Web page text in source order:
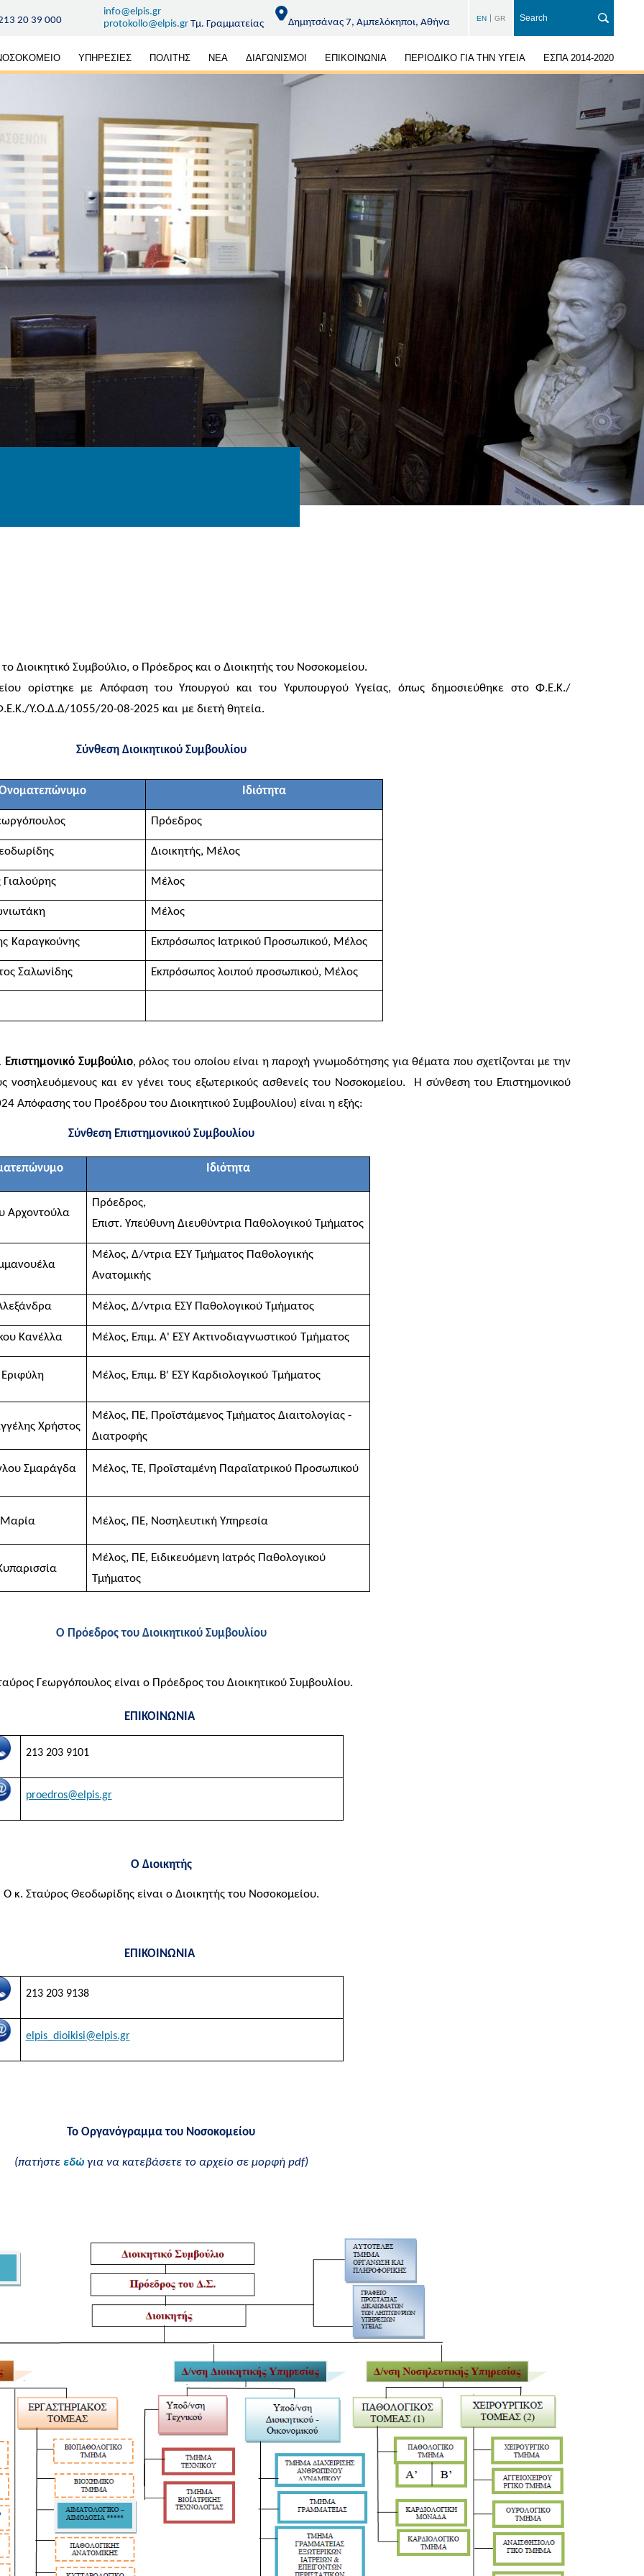
20 39 000
info@elpis.gr
protokollo@elpis.gr Τμ. Γραμματείας Δημητσάνας 7, Αμπελόκηποι, Αθήνα EN GR
ΥΠΗΡΕΣΙΕΣ ΠΟΛΙΤΗΣ ΝΕΑ ΔΙΑΓΩΝΙΣΜΟΙ ΕΠΙΚΟΙΝΩΝΙΑ ΠΕΡΙΟΔΙΚΟ ΓΙΑ ΤΗΝ ΥΓΕΙΑ ΕΣΠΑ 2014-2020
το Διοικητικό Συμβούλιο, ο Πρόεδρος και ο Διοικητής του Νοσοκομείου.
ορίστηκε με Απόφαση του Υπουργού και του Υφυπουργού Υγείας, όπως δημοσιεύθηκε στο Φ.Ε.Κ./
Υ.Ο.Δ.Δ/1055/20-08-2025 και με διετή θητεία.
Σύνθεση Διοικητικού Συμβουλίου
Ιδιότητα
Πρόεδρος
Διοικητής, Μέλος
Γιαλούρης Μέλος
Μέλος
Καραγκούνης Εκπρόσωπος Ιατρικού Προσωπικού, Μέλος
Σαλωνίδης Εκπρόσωπος λοιπού προσωπικού, Μέλος
Επιστημονικό Συμβούλιο, ρόλος του οποίου είναι η παροχή γνωμοδότησης για θέματα που σχετίζονται με την
νοσηλευόμενους και εν γένει τους εξωτερικούς ασθενείς του Νοσοκομείου.
Η σύνθεση του Επιστημονικού
Απόφασης του Προέδρου του Διοικητικού Συμβουλίου) είναι η εξής:
Σύνθεση Επιστημονικού Συμβουλίου
Ιδιότητα
Αρχοντούλα
Πρόεδρος,
Επιστ. Υπεύθυνη Διευθύντρια Παθολογικού Τμήματος
Μέλος, Δ/ντρια ΕΣΥ Τμήματος Παθολογικής
Ανατομικής
Μέλος, Δ/ντρια ΕΣΥ Παθολογικού Τμήματος
Κανέλλα Μέλος, Επιμ. Α' ΕΣΥ Ακτινοδιαγνωστικού Τμήματος
Μέλος, Επιμ. Β' ΕΣΥ Καρδιολογικού Τμήματος
Χρήστος
Μέλος, ΠΕ, Προϊστάμενος Τμήματος Διαιτολογίας -
Διατροφής
Σμαράγδα Μέλος, ΤΕ, Προϊσταμένη Παραϊατρικού Προσωπικού
Μέλος, ΠΕ, Νοσηλευτική Υπηρεσία
Μέλος, ΠΕ, Ειδικευόμενη Ιατρός Παθολογικού
Τμήματος
Ο Πρόεδρος του Διοικητικού Συμβουλίου
Γεωργόπουλος είναι ο Πρόεδρος του Διοικητικού Συμβουλίου.
ΕΠΙΚΟΙΝΩΝΙΑ
213 203 9101
proedros@elpis.gr
Ο Διοικητής
Ο κ. Σταύρος Θεοδωρίδης είναι ο Διοικητής του Νοσοκομείου.
ΕΠΙΚΟΙΝΩΝΙΑ
213 203 9138
elpis_dioikisi@elpis.gr
Το Οργανόγραμμα του Νοσοκομείου
(πατήστε εδώγια να κατεβάσετε το αρχείο σε μορφή pdf)